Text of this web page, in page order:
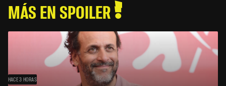
MÁS EN SPOILER
HACE 3 HORAS